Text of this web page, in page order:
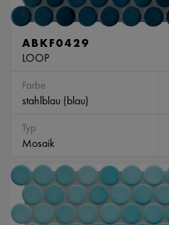
ABKF0429
LOOP
Farbe
stahlblau (blau)
Typ
Mosaik